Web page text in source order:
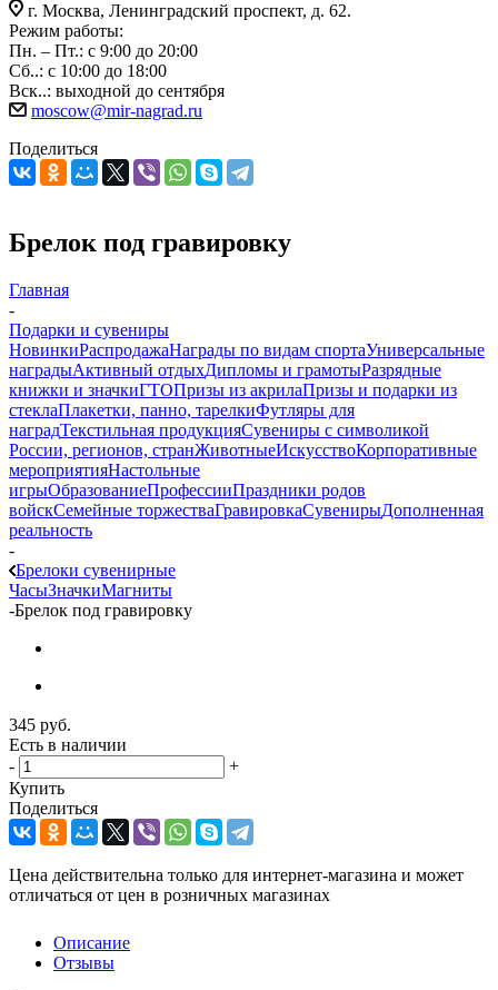
г. Москва, Ленинградский проспект, д. 62.
Режим работы:
Пн. – Пт.: с 9:00 до 20:00
Сб..: с 10:00 до 18:00
Вск..: выходной до сентября
moscow@mir-nagrad.ru
Поделиться
Брелок под гравировку
Главная
-
Подарки и сувениры
НовинкиРаспродажаНаграды по видам спортаУниверсальные
наградыАктивный отдыхДипломы и грамотыРазрядные
книжки и значкиГТОПризы из акрилаПризы и подарки из
стеклаПлакетки, панно, тарелкиФутляры для
наградТекстильная продукцияСувениры с символикой
России, регионов, странЖивотныеИскусствоКорпоративные
мероприятияНастольные
игрыОбразованиеПрофессииПраздники родов
войскСемейные торжестваГравировкаСувенирыДополненная
реальность
-
Брелоки сувенирные
ЧасыЗначкиМагниты
-Брелок под гравировку
345 руб.
Есть в наличии
-
+
Купить
Поделиться
Цена действительна только для интернет-магазина и может
отличаться от цен в розничных магазинах
Описание
Отзывы